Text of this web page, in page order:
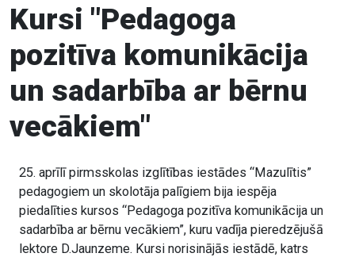
Kursi "Pedagoga
pozitīva komunikācija
un sadarbība ar bērnu
vecākiem"
25. aprīlī pirmsskolas izglītības iestādes “Mazulītis”
pedagogiem un skolotāja palīgiem bija iespēja
piedalīties kursos “Pedagoga pozitīva komunikācija un
sadarbība ar bērnu vecākiem”, kuru vadīja pieredzējušā
lektore D.Jaunzeme. Kursi norisinājās iestādē, katrs